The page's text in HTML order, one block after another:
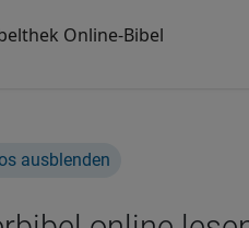
Online-Bibel
ausblenden